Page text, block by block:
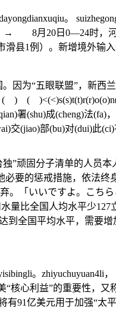
。
→ 8月20日0—24时，河
县1例）。新增境外输
为“五眼联盟”，新西
(
署(shu)成(cheng)法(fa)
交(jiao)部(bu)对(dui)此
”顽固分子清单的人员本
要的惩戒措施，依法终
「いいですよ。こちら
比全国人均水平少127
到全国平均水平，需要
。zhiyuchuyuan4li，
“核心利益”的重要性，
91亿美元用于加强“太